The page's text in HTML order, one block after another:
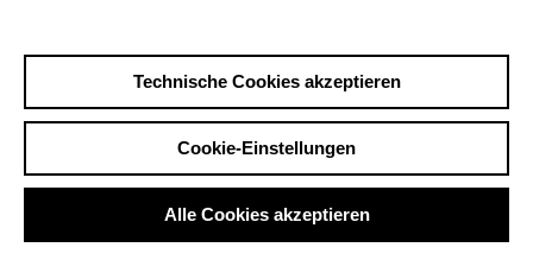
Übersicht
Marek Picz
Musik, Theater
Technische Cookies akzeptieren
Cookie-Einstellungen
Alle Cookies akzeptieren